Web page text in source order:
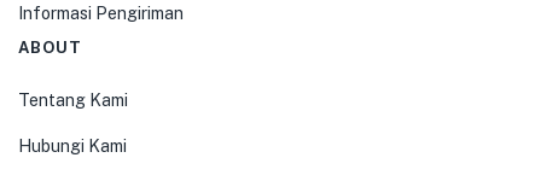
Informasi Pengiriman
ABOUT
Tentang Kami
Hubungi Kami